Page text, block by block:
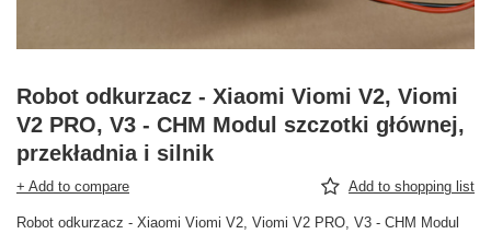
Robot odkurzacz - Xiaomi Viomi V2, Viomi
V2 PRO, V3 - CHM Modul szczotki głównej,
przekładnia i silnik
+ Add to compare Add to shopping list
Robot odkurzacz - Xiaomi Viomi V2, Viomi V2 PRO, V3 - CHM Modul